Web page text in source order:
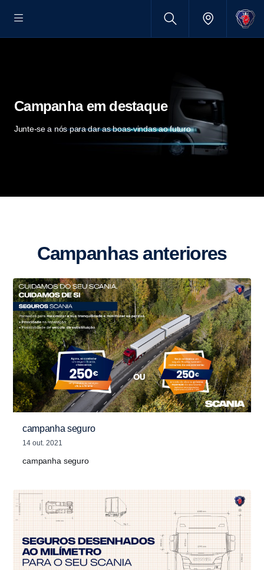
Campanha em destaque
Junte-se a nós para dar as boas-vindas ao futuro
Campa­nhas anteri­ores
campanha seguro
14 out. 2021
campanha seguro